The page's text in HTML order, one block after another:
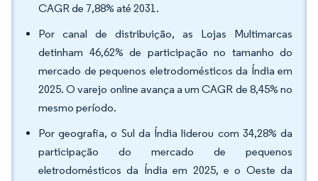
CAGR de 7,88% até 2031.
Por canal de distribuição, as Lojas Multimarcas
detinham 46,62% de participação no tamanho do
mercado de pequenos eletrodomésticos da Índia em
2025. O varejo online avança a um CAGR de 8,45% no
mesmo período.
Por geografia, o Sul da Índia liderou com 34,28% da
participação do mercado de pequenos
eletrodomésticos da Índia em 2025, e o Oeste da